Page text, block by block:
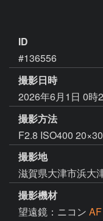
ID
#136556
撮影日時
2026年6月1日 0時
撮影方法
F2.8 ISO400
撮影地
滋賀県大津市浜大
撮影機材
望遠鏡：ニコン